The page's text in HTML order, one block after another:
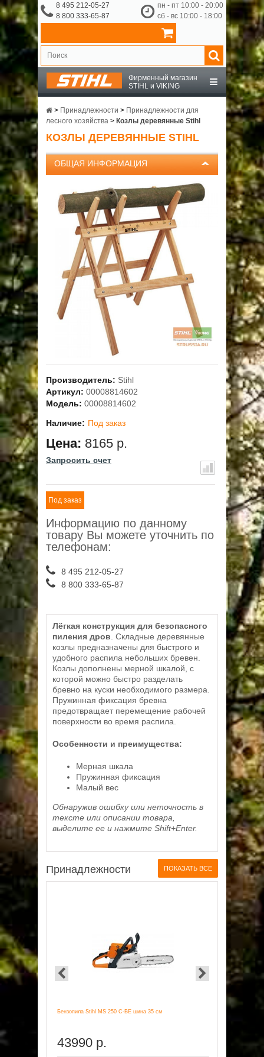
8 495 212-05-27
8 800 333-65-87
пн - пт 10:00 - 20:00
сб - вс 10:00 - 18:00
Фирменный магазин
STIHL и VIKING
STIHL
VIKING
OCHSENKOPF
ПРИНАДЛЕЖНОСТИ
О КОМПАНИИ
ДОСТАВКА
ОПЛАТА
ГАРАНТИЯ И СЕРВИС
ПОЛЬЗОВАТЕЛЬСКОЕ СОГЛАШЕНИЕ
АКЦИИ
> Принадлежности > Принадлежности для
лесного хозяйства > Козлы деревянные Stihl
КОЗЛЫ ДЕРЕВЯННЫЕ STIHL
ОБЩАЯ ИНФОРМАЦИЯ
Производитель: Stihl
Артикул: 00008814602
Модель: 00008814602
Наличие: Под заказ
Цена: 8165 р.
Запросить счет
Под заказ
Информацию по данному
товару Вы можете уточнить по
телефонам:
8 495 212-05-27
8 800 333-65-87
Лёгкая конструкция для безопасного
пиления дров . Складные деревянные
козлы предназначены для быстрого и
удобного распила небольших бревен.
Козлы дополнены мерной шкалой, с
которой можно быстро разделать
бревно на куски необходимого размера.
Пружинная фиксация бревна
предотвращает перемещение рабочей
поверхности во время распила.
Особенности и преимущества:
Мерная шкала
Пружинная фиксация
Малый вес
Обнаружив ошибку или неточность в
тексте или описании товара,
выделите ее и нажмите Shift+Enter.
Принадлежности ПОКАЗАТЬ ВСЕ
Бензопила Stihl MS 250 C-BE шина 35 см
43990 р.